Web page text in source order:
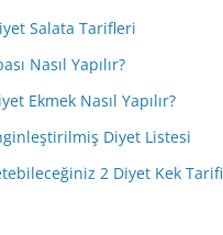
Salata Tarifleri
Nasıl Yapılır?
Ekmek Nasıl Yapılır?
Diyet Listesi
2 Diyet Kek Tarifi